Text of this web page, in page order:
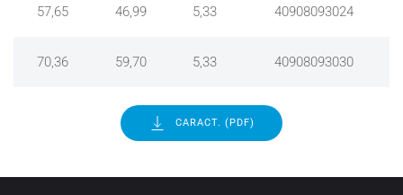
57,65 46,99 5,33 40908093024
70,36 59,70 5,33 40908093030
CARACT. (PDF)